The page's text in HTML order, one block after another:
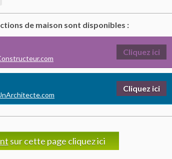
de maison sont disponibles :
Cliquez ici
Cliquez ici
sur cette page cliquez ici